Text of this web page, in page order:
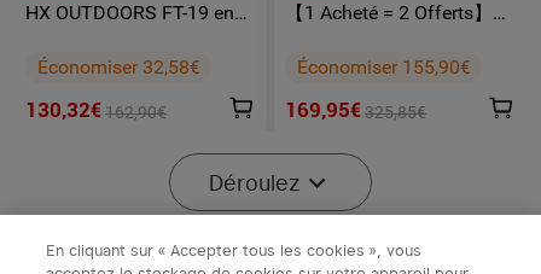
HX OUTDOORS FT-19 en
Économiser 32,58€
130,32€162,90€
【1 Acheté = 2 Offerts】
Arkfeld Ultra Class 1 + i3E
Économiser 155,90€
169,95€325,85€
Déroulez
En cliquant sur « Accepter tous les cookies », vous